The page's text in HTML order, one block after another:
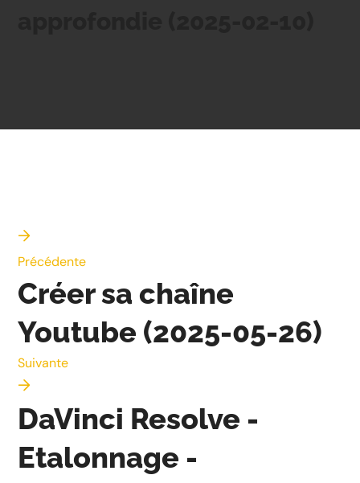
Précédente
Créer sa chaîne
Youtube (2025-05-26)
Suivante
DaVinci Resolve -
Etalonnage -